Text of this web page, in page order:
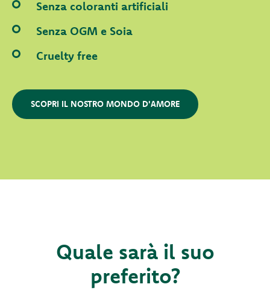
Senza coloranti artificiali
Senza OGM e Soia
Cruelty free
SCOPRI IL NOSTRO MONDO D'AMORE
Quale sarà il suo
preferito?